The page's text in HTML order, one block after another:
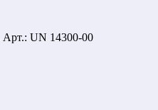
Арт.: UN 14300-00